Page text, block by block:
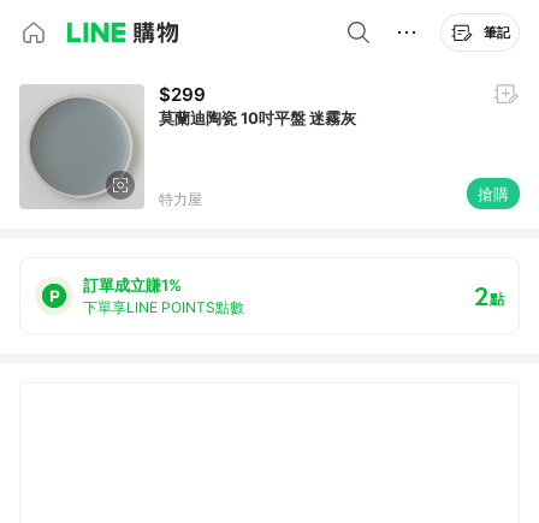
筆記
$299
莫蘭迪陶瓷 10吋平盤 迷霧灰
特力屋 搶購
訂單成立賺1%
下單享LINE POINTS點數 2點